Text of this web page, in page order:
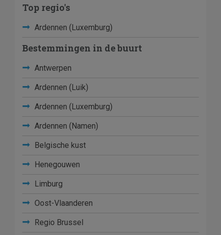
Top regio's
Ardennen (Luxemburg)
Bestemmingen in de buurt
Antwerpen
Ardennen (Luik)
Ardennen (Luxemburg)
Ardennen (Namen)
Belgische kust
Henegouwen
Limburg
Oost-Vlaanderen
Regio Brussel